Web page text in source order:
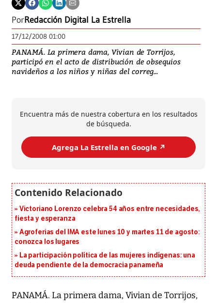
PorRedacción Digital La Estrella
17/12/2008 01:00
PANAMÁ. La primera dama, Vivian de Torrijos,
participó en el acto de distribución de obsequios
navideños a los niños y niñas del correg...
Encuentra más de nuestra cobertura en los resultados
de búsqueda.
Agrega La Estrella en Google ↗️
Victoriano Lorenzo celebra 54 años entre necesidades,
fiesta y esperanza
Agroferias del IMA este lunes 10 y martes 11 de agosto:
conozca los lugares
La participación política de las mujeres indígenas: una
deuda pendiente de la democracia panameña
PANAMÁ. La primera dama, Vivian de Torrijos,